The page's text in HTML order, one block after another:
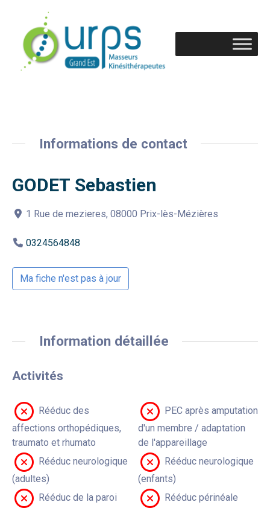
Informations de contact
GODET Sebastien
1 Rue de mezieres, 08000 Prix-lès-Mézières
0324564848
Ma fiche n'est pas à jour
Information détaillée
Activités
Rééduc des
affections orthopédiques,
traumato et rhumato
PEC après amputation
d'un membre / adaptation
de l'appareillage
Rééduc neurologique
(adultes)
Rééduc neurologique
(enfants)
Rééduc de la paroi
Rééduc périnéale